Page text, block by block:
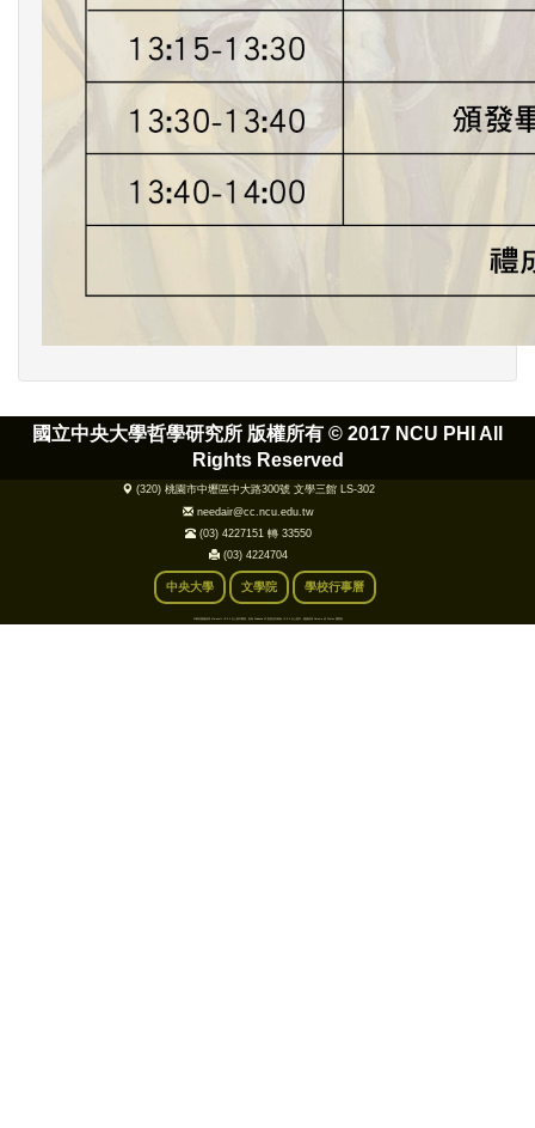
國立中央大學哲學研究所 版權所有 © 2017 NCU PHI All
Rights Reserved
(320) 桃園市中壢區中大路300號 文學三館 LS-302
needair@cc.ncu.edu.tw
(03) 4227151 轉 33550
(03) 4224704
中央大學 文學院 學校行事曆